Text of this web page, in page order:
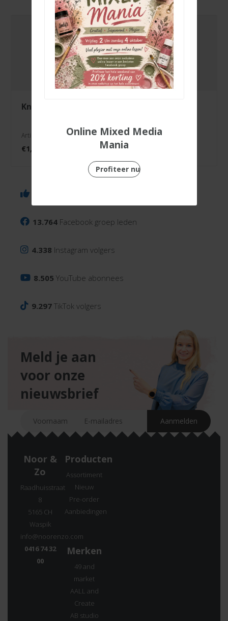
knipvel feestje
Artikelnr. 3000/0089
€1,99
Artikelnr. 3000/0112
13.764 Facebook groep leden
4.338 Instagram volgers
8.505 YouTube abonnees
9.297 TikTok volgers
Meld je aan
voor onze
nieuwsbrief
Noor &
Zo
Raadhuisstraat
8
5165 CH
Waspik
info@noorenzo.com
0416 74 32
00
Producten
Assortiment
Nieuw
Pre-order
Aanbiedingen
Merken
49 and
market
AALL and
Create
AB studio
Online Mixed Media
Mania
Profiteer nu